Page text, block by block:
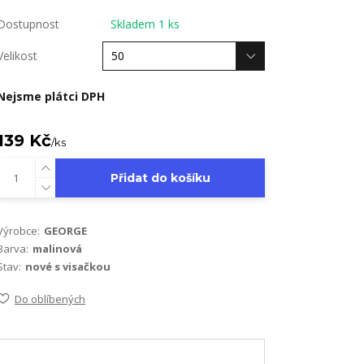
Skladem 1 ks
plátci DPH
Kč/ks
Přidat do košíku
GEORGE
malinová
nové s visačkou
Do oblíbených